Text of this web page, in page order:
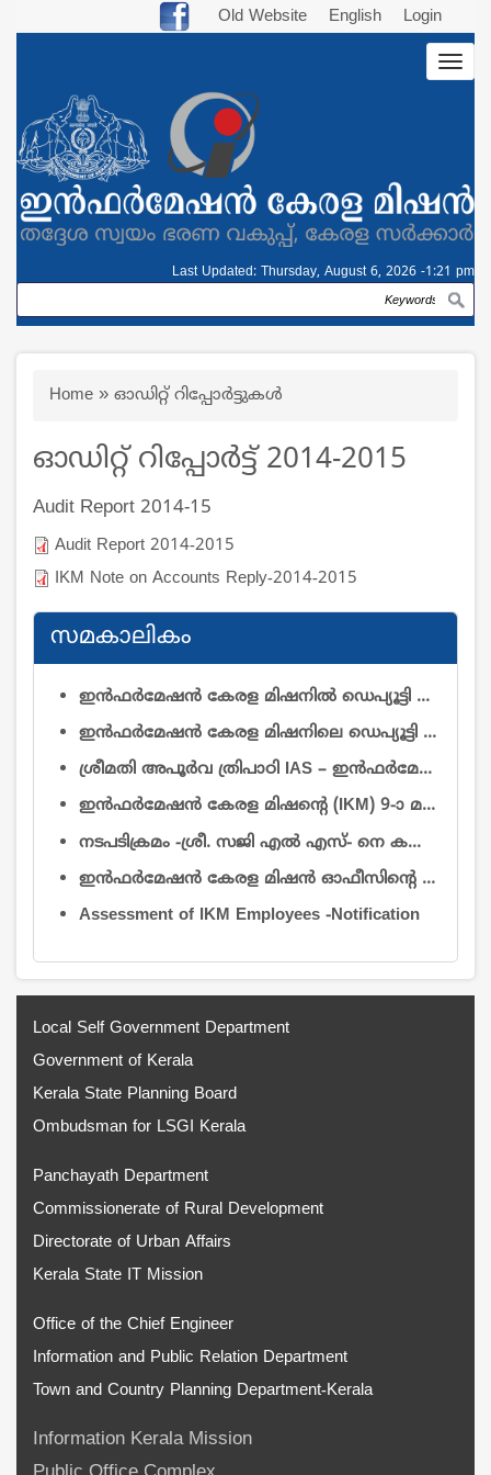
Old Website English Login
Last Updated: Thursday, August 6, 2026 -1:21 pm
Search
Breadcrumb
Home ഓഡിറ്റ് റിപ്പോര്‍ട്ടുകള്‍
ഓഡിറ്റ് റിപ്പോര്‍ട്ട് 2014-2015
Audit Report 2014-15
Audit Report 2014-2015
IKM Note on Accounts Reply-2014-2015
സമകാലികം
ഇൻഫർമേഷൻ കേരള മിഷനിൽ ഡെപ്യൂട്ടി ഡയറക്ടർ (റിസർച്ച് & ഡെവലപ്മെന്റ്)യും ഡെപ്യൂട്ടി ഡയറക്ടർ (ഓപ്പറേഷൻ & മെയിന്റനൻസ്)യും തസ്തികകളിലെ ഒഴിവുകൾ നികത്തുന്നതിനുള്ള വിജ്ഞാപനം
ഇൻഫർമേഷൻ കേരള മിഷനിലെ ഡെപ്യൂട്ടി ഡയറക്ടർ ഡോ. കെ. പി. നൗഫലിനെ (ആർ & ഡി) സേവനത്തിൽ നിന്ന് വിടുതൽ ചെയ്യുകയും ചുമതല കൈമാറ്റം ചെയ്യുകയും ചെയ്യുന്നതു സംബന്ധിച്ച്
ശ്രീമതി അപൂർവ ത്രിപാഠി IAS – ഇൻഫർമേഷൻ കേരള മിഷൻ എക്സിക്യൂട്ടീവ് ഡയറക്ടറായി ചുമതലയേറ്റത് – സംബന്ധിച്ച്
ഇൻഫർമേഷൻ കേരള മിഷന്റെ (IKM) 9-ാ മത് ഗവേണിംഗ് ബോഡി യോഗത്തിൽ പങ്കെടുക്കുന്ന അംഗങ്ങൾക്ക് ബാഗ്, പെൻഡ്രൈവ് നൽകുന്നതിനായി താല്പര്യമുള്ള സ്ഥാപനങ്ങളിൽ നിന്നും മത്സരസ്വഭാവമുള്ള ക്വട്ടേഷനുകൾ ക്ഷണിച്ചുകൊള്ളുന്നു.
നടപടിക്രമം -ശ്രീ. സജി എൽ എസ്- നെ കൺട്രോളർ ഓഫ് അഡ്മിനിസ്ട്രേഷൻ തസ്തികയിൽ അന്യത്ര സേവനാടിസ്ഥാനത്തിൽ - ജോലിയിൽ പ്രവേശിപ്പിച്ച് ഉത്തരവ്
ഇന്‍ഫര്‍മേഷന്‍ കേരള മിഷന്‍ ഓഫീസിൻ്റെ ആവശ്യത്തിന് 2026 ആഗസ്റ്റ് 1 മുതല്‍ കരാര്‍ അടിസ്ഥാനത്തില്‍ 2 കാറുകൾ ഓടുന്നതിന് ട്രാവല്‍ ഏജന്‍സികള്‍/വാഹന ഉടമകളില്‍ നിന്നും ക്വട്ടേഷന്‍ ക്ഷണിച്ചുകൊള്ളുന്നു
Assessment of IKM Employees -Notification
Local Self Government Department
Government of Kerala
Kerala State Planning Board
Ombudsman for LSGI Kerala
Panchayath Department
Commissionerate of Rural Development
Directorate of Urban Affairs
Kerala State IT Mission
Office of the Chief Engineer
Information and Public Relation Department
Town and Country Planning Department-Kerala
Information Kerala Mission